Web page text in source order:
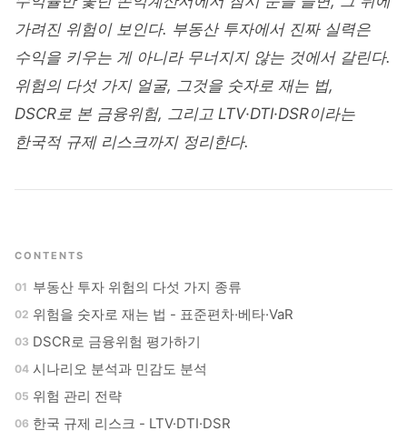
가려진 위험이 보인다. 부동산 투자에서 진짜 실력은
수익을 키우는 게 아니라 무너지지 않는 것에서 갈린다.
위험의 다섯 가지 얼굴, 그것을 숫자로 재는 법,
DSCR로 본 금융위험, 그리고 LTV·DTI·DSR이라는
한국적 규제 리스크까지 정리한다.
CONTENTS
부동산 투자 위험의 다섯 가지 종류
위험을 숫자로 재는 법 - 표준편차·베타·VaR
DSCR로 금융위험 평가하기
시나리오 분석과 민감도 분석
위험 관리 전략
한국 규제 리스크 - LTV·DTI·DSR